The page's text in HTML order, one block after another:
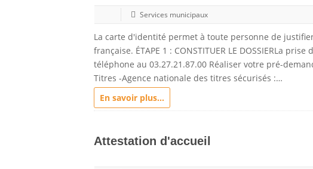
Services municipaux
La carte d'identité permet à toute personne de
française. ÉTAPE 1 : CONSTITUER LE DOSSIERLa
téléphone au 03.27.21.87.00 Réaliser votre pré-
Titres -Agence nationale des titres sécurisés :…
En savoir plus...
Attestation d'accueil